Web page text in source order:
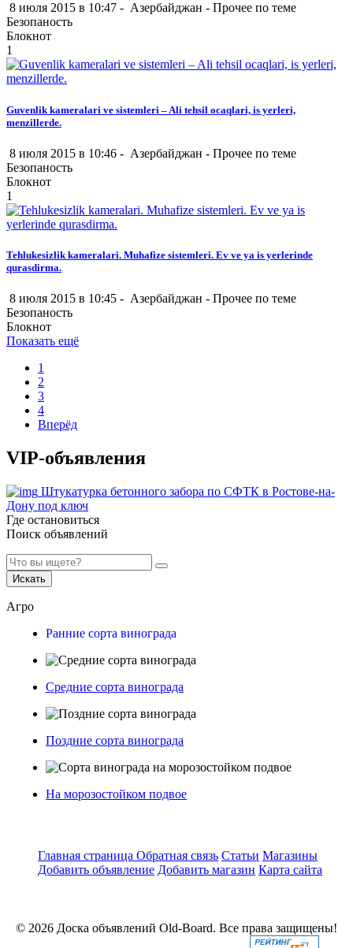
8 июля 2015 в 10:47 - Азербайджан - Прочее по теме
Безопаность
Блокнот
1
Guvenlik kameralari ve sistemleri – Ali tehsil ocaqlari, is yerleri,
menzillerde.
8 июля 2015 в 10:46 - Азербайджан - Прочее по теме
Безопаность
Блокнот
1
Tehlukesizlik kameralari. Muhafize sistemleri. Ev ve ya is yerlerinde
qurasdirma.
8 июля 2015 в 10:45 - Азербайджан - Прочее по теме
Безопаность
Блокнот
Показать ещё
1
2
3
4
Вперёд
VIP-объявления
Штукатурка бетонного забора по СФТК в Ростове-на-
Дону под ключ
Где остановиться
Поиск объявлений
Искать
Агро
Ранние сорта винограда
Средние сорта винограда
Поздние сорта винограда
На морозостойком подвое
Главная страница Обратная связь Статьи Магазины
Добавить объявление Добавить магазин Карта сайта
© 2026 Доска объявлений Old-Board. Все права защищены!